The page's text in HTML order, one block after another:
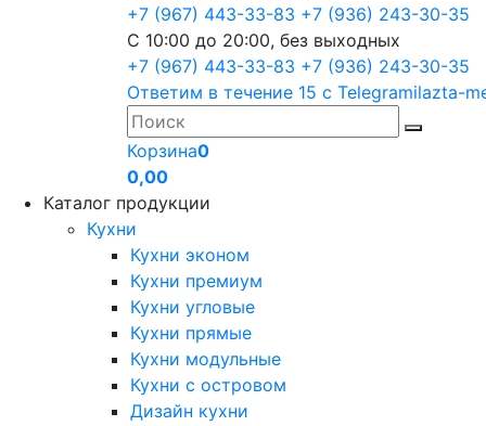
+7 (967) 443-33-83 +7 (936) 243-30-35
С 10:00 до 20:00, без выходных
+7 (967) 443-33-83 +7 (936) 243-30-35
Ответим в течение 15 с Telegramilazta-
Корзина0
0,00
Каталог продукции
Кухни
Кухни эконом
Кухни премиум
Кухни угловые
Кухни прямые
Кухни модульные
Кухни с островом
Дизайн кухни